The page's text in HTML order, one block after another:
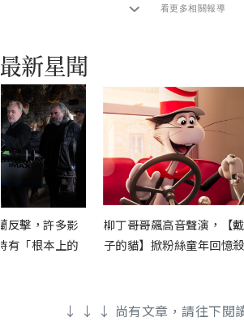
看更多相關報導
反擊，許多影
有「根本上的
柳丁哥哥飆高音聲演，【
子的貓】掀粉絲童年回憶殺
↓ ↓ ↓ 尚有文章，請往下